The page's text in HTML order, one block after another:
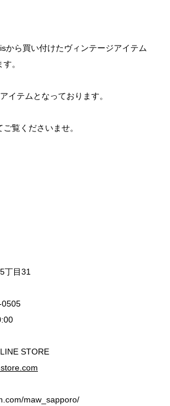
から買い付けたヴィンテージアイテム
。
イテムとなっております。
覧くださいませ。
丁目31
0505
STORE
maw_sapporo/